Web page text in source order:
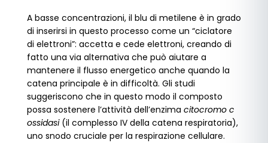
A basse concentrazioni, il blu di metilene è in grado
di inserirsi in questo processo come un “ciclatore
di elettroni”: accetta e cede elettroni, creando di
fatto una via alternativa che può aiutare a
mantenere il flusso energetico anche quando la
catena principale è in difficoltà. Gli studi
suggeriscono che in questo modo il composto
possa sostenere l’attività dell’enzima citocromo c
ossidasi(il complesso IV della catena respiratoria),
uno snodo cruciale per la respirazione cellulare.